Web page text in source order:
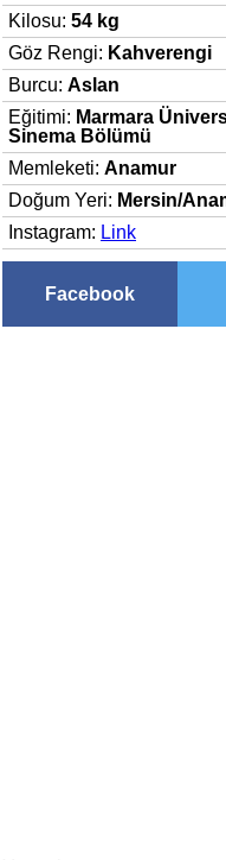
Kilosu: 54 kg
Göz Rengi: Kahverengi
Burcu: Aslan
Eğitimi: Marmara
Sinema Bölümü
Memleketi: Anamur
Doğum Yeri: Mersin/
Instagram: Link
Facebook